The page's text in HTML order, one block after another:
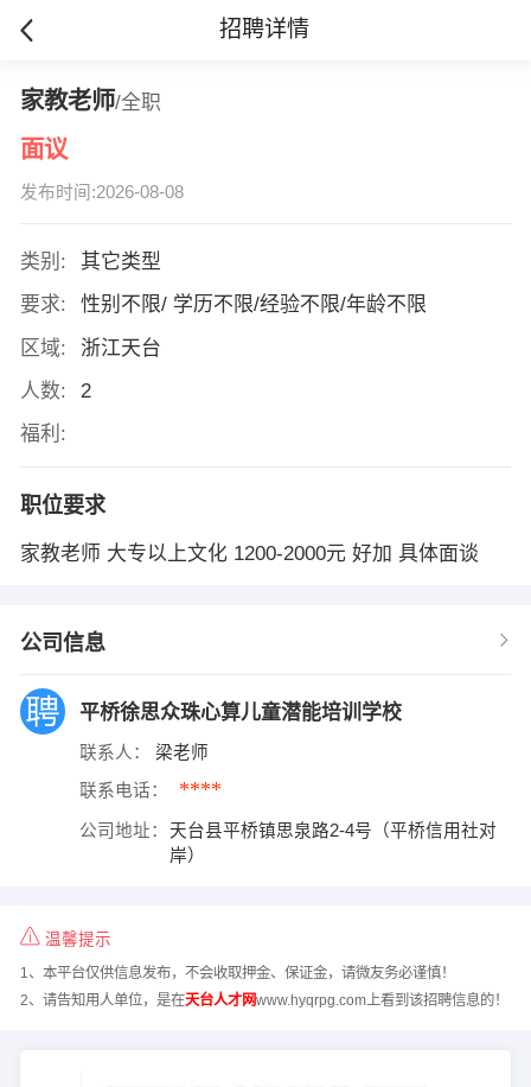
招聘详情
家教老师/全职
面议
发布时间:2026-08-08
类别:
其它类型
要求:
性别不限/ 学历不限/经验不限/年龄不限
区域:
浙江天台
人数:
2
福利:
职位要求
家教老师 大专以上文化 1200-2000元 好加 具体面谈
公司信息
平桥徐思众珠心算儿童潜能培训学校
联系人： 梁老师
联系电话： ****
公司地址：
天台县平桥镇思泉路2-4号（平桥信用社对
岸）
温馨提示
1、本平台仅供信息发布，不会收取押金、保证金，请微友务必谨慎！
2、请告知用人单位，是在天台人才网www.hyqrpg.com上看到该招聘信息的！